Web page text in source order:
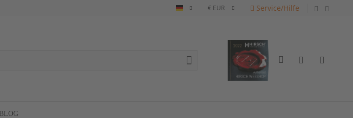
Deutsch Service/Hilfe
BLOG